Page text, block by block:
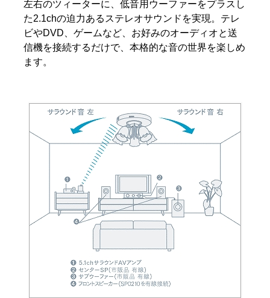
左右のツィーターに、低音用ウーファーをプラスし
た2.1chの迫力あるステレオサウンドを実現。テレ
ビやDVD、ゲームなど、お好みのオーディオと送
信機を接続するだけで、本格的な音の世界を楽しめ
ます。